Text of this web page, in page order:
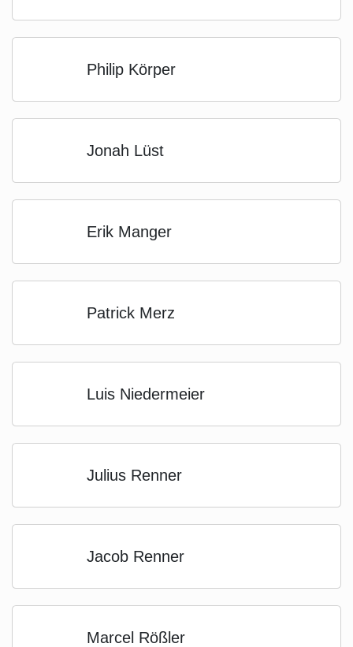
Philip Körper
Jonah Lüst
Erik Manger
Patrick Merz
Luis Niedermeier
Julius Renner
Jacob Renner
Marcel Rößler